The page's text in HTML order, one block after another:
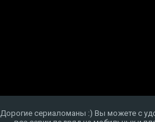
Дорогие сериаломаны :) Вы можете с